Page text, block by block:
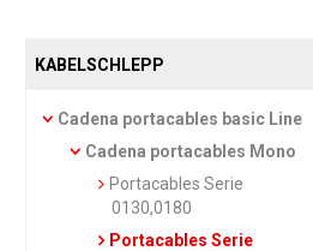
KABELSCHLEPP
Cadena portacables basic Line
Cadena portacables Mono
Portacables Serie
0130,0180
Portacables Serie